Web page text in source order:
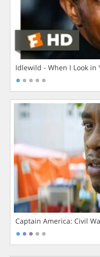
Idlewild - When I Look in
Captain America: Civil